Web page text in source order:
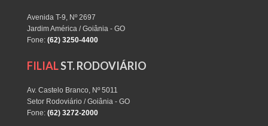
Avenida T-9, Nº 2697
Jardim América / Goiânia - GO
Fone: (62) 3250-4400
FILIALST. RODOVIÁRIO
Av. Castelo Branco, Nº 5011
Setor Rodoviário / Goiânia - GO
Fone: (62) 3272-2000